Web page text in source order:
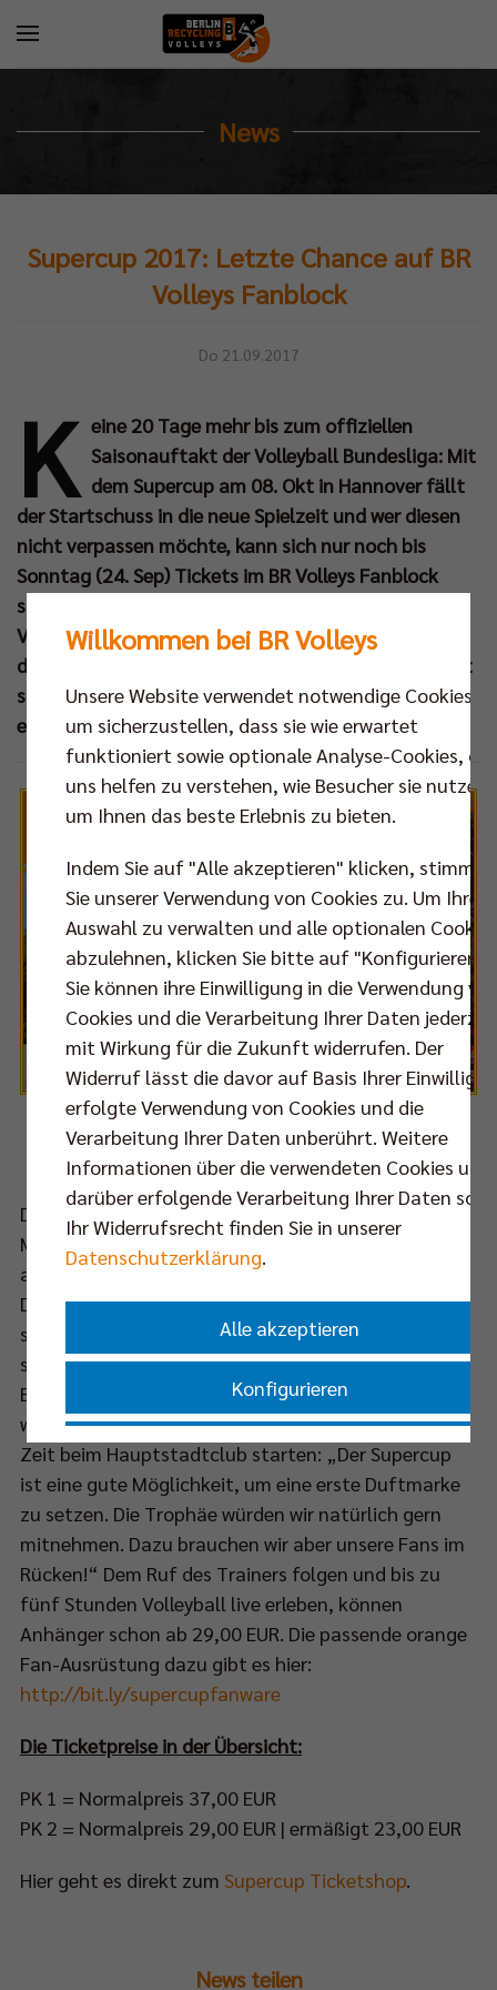
News
Supercup 2017: Letzte Chance auf BR
Volleys Fanblock
Do 21.09.2017
K eine 20 Tage mehr bis zum offiziellen
Saisonauftakt der Volleyball Bundesliga: Mit
dem Supercup am 08. Okt in Hannover fällt
der Startschuss in die neue Spielzeit und wer diesen
nicht verpassen möchte, kann sich nur noch bis
Sonntag (24. Sep) Tickets im BR Volleys Fanblock
sichern! Das erste „Duell der Giganten“ gegen den
VfB Friedrichshafen, dazu der Vergleich der besten
deutschen Frauenteams aus Schwerin und Stuttgart
sowie ein buntes Rahmenprogramm sprechen für
einen fulminanten Aufschlag in der TUI Arena.
Foto: TUI Arena
Die Zeit für ein Ticket im Fanblock des Deutschen
Meisters beim Supercup läuft ab! Am Montag gehen
alle nicht abgesetzten Karten in den freien Verkauf.
Demnach sollten alle Unentschlossenen sich nun
schleunigst dem „Team Berlin“ anschließen, wollen
sie das erste Match gegen den großen Rivalen vom
Bodensee vor Ort im Block erleben. Nur zu gern
würde Coach Luke Reynolds mit einem Titel in seine
Zeit beim Hauptstadtclub starten: „Der Supercup
ist eine gute Möglichkeit, um eine erste Duftmarke
zu setzen. Die Trophäe würden wir natürlich gern
mitnehmen. Dazu brauchen wir aber unsere Fans im
Rücken!“ Dem Ruf des Trainers folgen und bis zu
fünf Stunden Volleyball live erleben, können
Anhänger schon ab 29,00 EUR. Die passende orange
Fan-Ausrüstung dazu gibt es hier:
http://bit.ly/supercupfanware
Die Ticketpreise in der Übersicht:
PK 1 = Normalpreis 37,00 EUR
PK 2 = Normalpreis 29,00 EUR | ermäßigt 23,00 EUR
Hier geht es direkt zum Supercup Ticketshop.
News teilen
Willkommen bei BR Volleys
Unsere Website verwendet notwendige Cookies,
um sicherzustellen, dass sie wie erwartet
funktioniert sowie optionale Analyse-Cookies, die
uns helfen zu verstehen, wie Besucher sie nutzen,
um Ihnen das beste Erlebnis zu bieten.
Indem Sie auf "Alle akzeptieren" klicken, stimmen
Sie unserer Verwendung von Cookies zu. Um Ihre
Auswahl zu verwalten und alle optionalen Cookies
abzulehnen, klicken Sie bitte auf "Konfigurieren".
Sie können ihre Einwilligung in die Verwendung
Cookies und die Verarbeitung Ihrer Daten
mit Wirkung für die Zukunft widerrufen. Der
Widerruf lässt die davor auf Basis Ihrer
erfolgte Verwendung von Cookies und die
Verarbeitung Ihrer Daten unberührt. Weitere
Informationen über die verwendeten Cookies und
darüber erfolgende Verarbeitung Ihrer Daten
Ihr Widerrufsrecht finden Sie in unserer
Datenschutzerklärung.
Alle akzeptieren
Konfigurieren
Nur essenzielle Cookies akzeptieren
Impressum|Datenschutzerklärung